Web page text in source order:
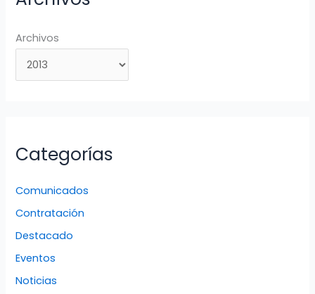
Archivos
Categorías
Comunicados
Contratación
Destacado
Eventos
Noticias